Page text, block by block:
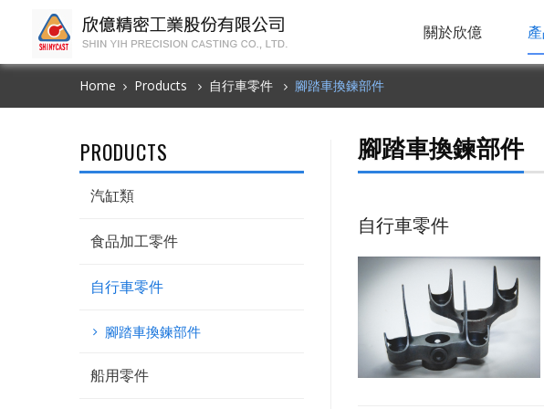
關於欣億
Home Products 自行車零件 腳踏車換鍊部件
PRODUCTS
汽缸類
食品加工零件
自行車零件
腳踏車換鍊部件
船用零件
腳踏車換鍊部件
自行車零件